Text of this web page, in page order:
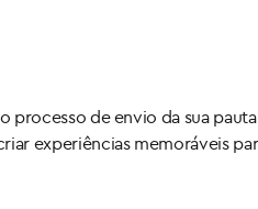
processo de envio da sua
experiências memoráveis